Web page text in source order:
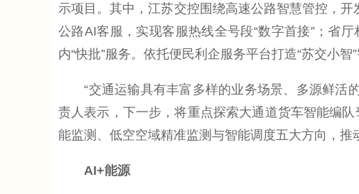
示项目。其中，江苏交控围绕高速公路智慧管控，开
公路AI客服，实现客服热线全号段“数字首接”；省
内“快批”服务。依托便民利企服务平台打造“苏交小智
“交通运输具有丰富多样的业务场景、多源鲜活的
责人表示，下一步，将重点探索大通道货车智能编
能监测、低空空域精准监测与智能调度五大方向，推
AI+能源